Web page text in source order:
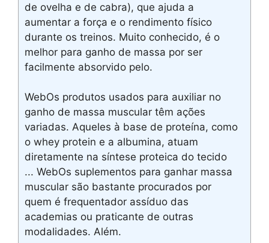
de ovelha e de cabra), que ajuda a
aumentar a força e o rendimento físico
durante os treinos. Muito conhecido, é o
melhor para ganho de massa por ser
facilmente absorvido pelo.
WebOs produtos usados para auxiliar no
ganho de massa muscular têm ações
variadas. Aqueles à base de proteína, como
o whey protein e a albumina, atuam
diretamente na síntese proteica do tecido
... WebOs suplementos para ganhar massa
muscular são bastante procurados por
quem é frequentador assíduo das
academias ou praticante de outras
modalidades. Além.